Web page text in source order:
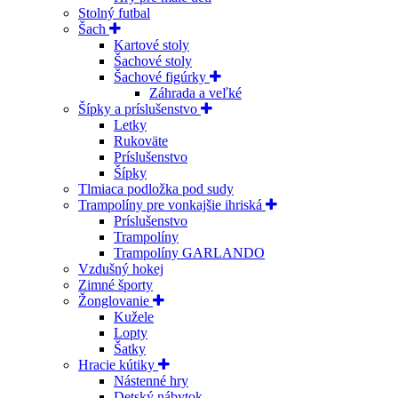
Stolný futbal
Šach
Kartové stoly
Šachové stoly
Šachové figúrky
Záhrada a veľké
Šípky a príslušenstvo
Letky
Rukoväte
Príslušenstvo
Šípky
Tlmiaca podložka pod sudy
Trampolíny pre vonkajšie ihriská
Príslušenstvo
Trampolíny
Trampolíny GARLANDO
Vzdušný hokej
Zimné športy
Žonglovanie
Kužele
Lopty
Šatky
Hracie kútiky
Nástenné hry